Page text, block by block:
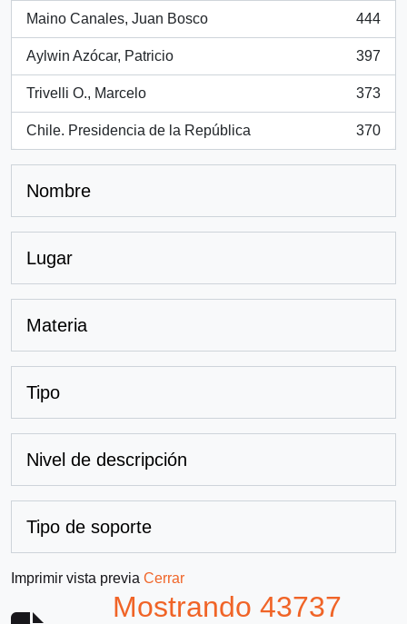
Maino Canales, Juan Bosco
, 444 resultados
444
Aylwin Azócar, Patricio
, 397 resultados
397
Trivelli O., Marcelo
, 373 resultados
373
Chile. Presidencia de la República
, 370 resultados
370
Nombre
Lugar
Materia
Tipo
Nivel de descripción
Tipo de soporte
Imprimir vista previa Cerrar
Mostrando 43737